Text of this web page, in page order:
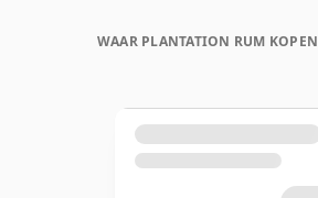
WAAR PLANTATION RUM KOPEN